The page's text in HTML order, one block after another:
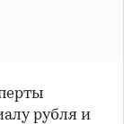
рубля и